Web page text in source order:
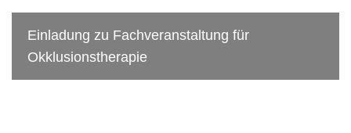
Einladung zu Fachveranstaltung für
Okklusionstherapie